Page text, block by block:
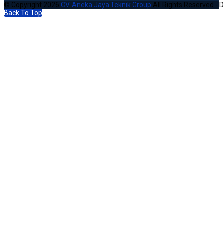
© Copyright 2026 CV. Aneka Jaya Teknik Group All Rights Reserved -
Back To Top